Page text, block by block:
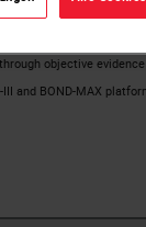
different
objective
and BOND-MAX